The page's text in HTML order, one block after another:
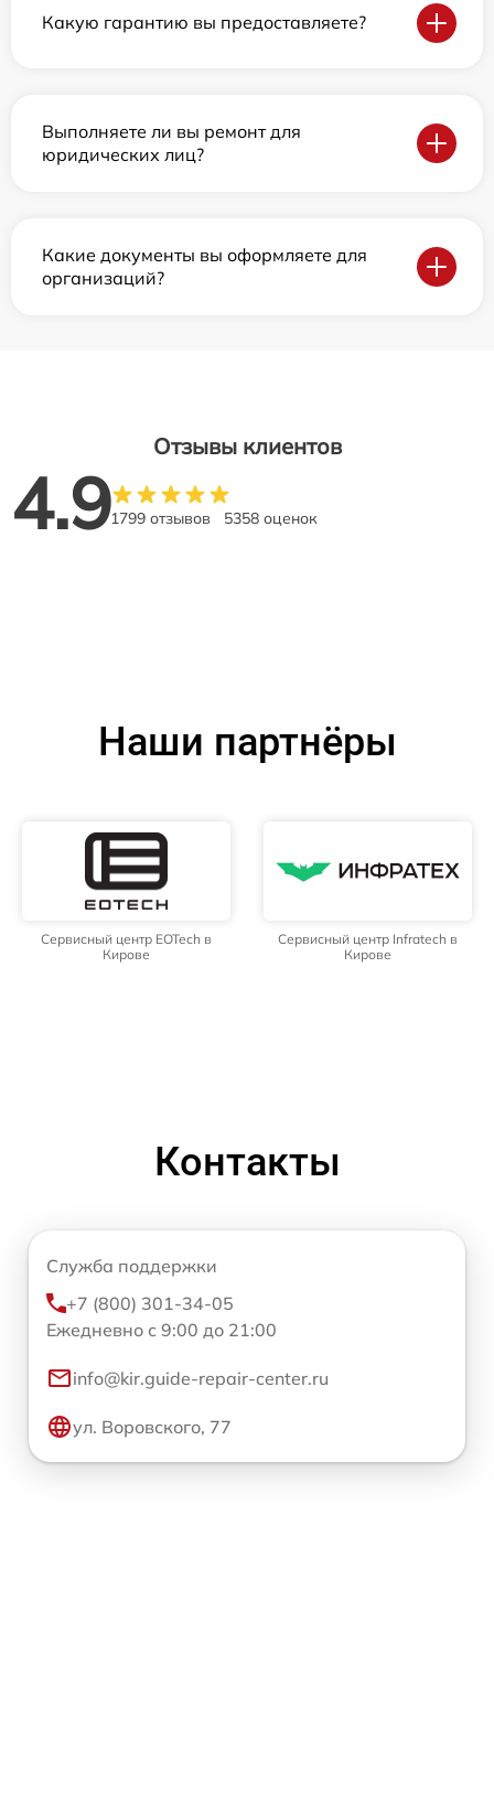
Какую гарантию вы предоставляете?
Выполняете ли вы ремонт для
юридических лиц?
Какие документы вы оформляете для
организаций?
Отзывы клиентов
4.91799 отзывов 5358 оценок
Наши партнёры
Сервисный центр EOTech в
Кирове
Сервисный центр Infratech в
Кирове
Контакты
Служба поддержки
+7 (800) 301-34-05
Ежедневно с 9:00 до 21:00
info@kir.guide-repair-center.ru
ул. Воровского, 77